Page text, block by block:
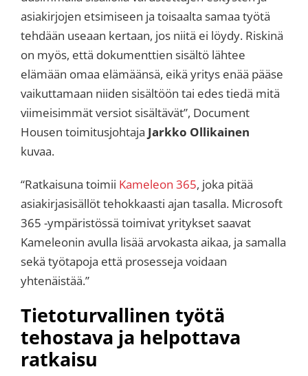
asiakirjojen etsimiseen ja toisaalta samaa työtä
tehdään useaan kertaan, jos niitä ei löydy. Riskinä
on myös, että dokumenttien sisältö lähtee
elämään omaa elämäänsä, eikä yritys enää pääse
vaikuttamaan niiden sisältöön tai edes tiedä mitä
viimeisimmät versiot sisältävät”, Document
Housen toimitusjohtaja Jarkko Ollikainen
kuvaa.
“Ratkaisuna toimii Kameleon 365, joka pitää
asiakirjasisällöt tehokkaasti ajan tasalla. Microsoft
365 -ympäristössä toimivat yritykset saavat
Kameleonin avulla lisää arvokasta aikaa, ja samalla
sekä työtapoja että prosesseja voidaan
yhtenäistää.”
Tietoturvallinen työtä
tehostava ja helpottava
ratkaisu